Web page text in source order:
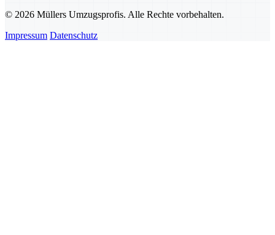
© 2026 Müllers Umzugsprofis. Alle Rechte vorbehalten.
Impressum Datenschutz